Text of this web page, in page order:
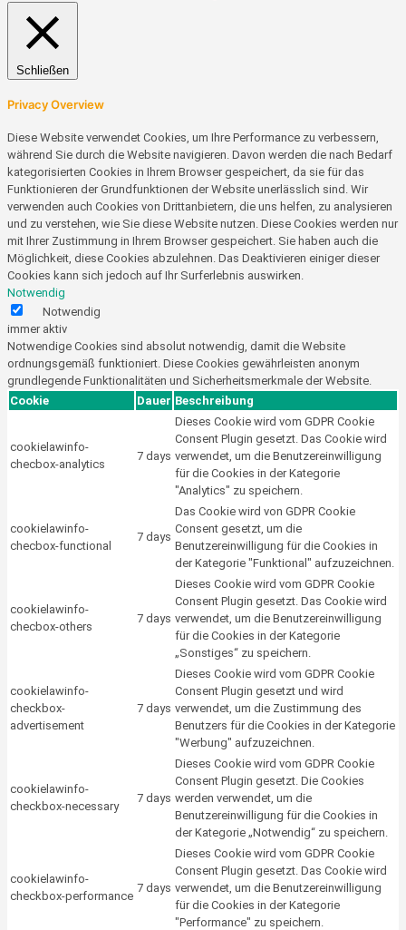
Schließen
Privacy Overview
Diese Website verwendet Cookies, um Ihre Performance zu verbessern,
während Sie durch die Website navigieren. Davon werden die nach Bedarf
kategorisierten Cookies in Ihrem Browser gespeichert, da sie für das
Funktionieren der Grundfunktionen der Website unerlässlich sind. Wir
verwenden auch Cookies von Drittanbietern, die uns helfen, zu analysieren
und zu verstehen, wie Sie diese Website nutzen. Diese Cookies werden nur
mit Ihrer Zustimmung in Ihrem Browser gespeichert. Sie haben auch die
Möglichkeit, diese Cookies abzulehnen. Das Deaktivieren einiger dieser
Cookies kann sich jedoch auf Ihr Surferlebnis auswirken.
Notwendig
Notwendig
immer aktiv
Notwendige Cookies sind absolut notwendig, damit die Website
ordnungsgemäß funktioniert. Diese Cookies gewährleisten anonym
grundlegende Funktionalitäten und Sicherheitsmerkmale der Website.
Cookie
Dauer Beschreibung
cookielawinfo-
checbox-analytics
7 days
Dieses Cookie wird vom GDPR Cookie
Consent Plugin gesetzt. Das Cookie wird
verwendet, um die Benutzereinwilligung
für die Cookies in der Kategorie
"Analytics" zu speichern.
cookielawinfo-
checbox-functional
7 days
Das Cookie wird von GDPR Cookie
Consent gesetzt, um die
Benutzereinwilligung für die Cookies in
der Kategorie "Funktional" aufzuzeichnen.
cookielawinfo-
checbox-others
7 days
Dieses Cookie wird vom GDPR Cookie
Consent Plugin gesetzt. Das Cookie wird
verwendet, um die Benutzereinwilligung
für die Cookies in der Kategorie
„Sonstiges“ zu speichern.
cookielawinfo-
checkbox-
advertisement
7 days
Dieses Cookie wird vom GDPR Cookie
Consent Plugin gesetzt und wird
verwendet, um die Zustimmung des
Benutzers für die Cookies in der Kategorie
"Werbung" aufzuzeichnen.
cookielawinfo-
checkbox-necessary
7 days
Dieses Cookie wird vom GDPR Cookie
Consent Plugin gesetzt. Die Cookies
werden verwendet, um die
Benutzereinwilligung für die Cookies in
der Kategorie „Notwendig“ zu speichern.
cookielawinfo-
checkbox-performance
7 days
Dieses Cookie wird vom GDPR Cookie
Consent Plugin gesetzt. Das Cookie wird
verwendet, um die Benutzereinwilligung
für die Cookies in der Kategorie
"Performance" zu speichern.